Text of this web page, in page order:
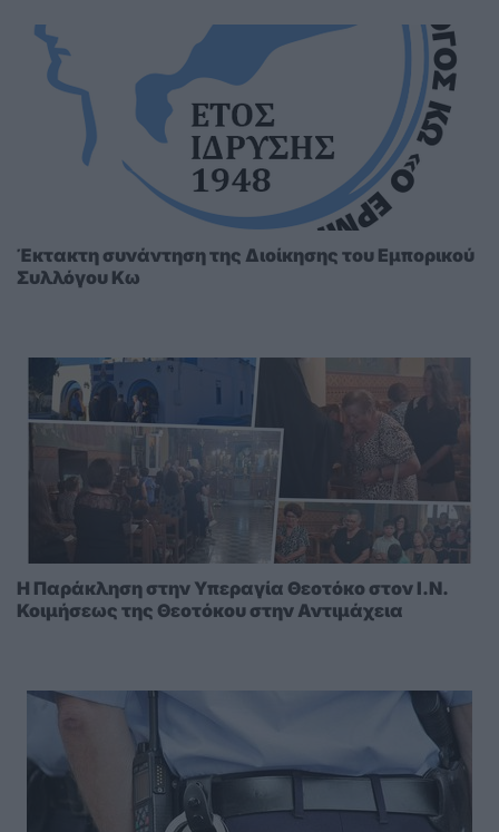
Έκτακτη συνάντηση της Διοίκησης του Εμπορικού
Συλλόγου Κω
Η Παράκληση στην Υπεραγία Θεοτόκο στoν I.N.
Κοιμήσεως της Θεοτόκου στην Αντιμάχεια